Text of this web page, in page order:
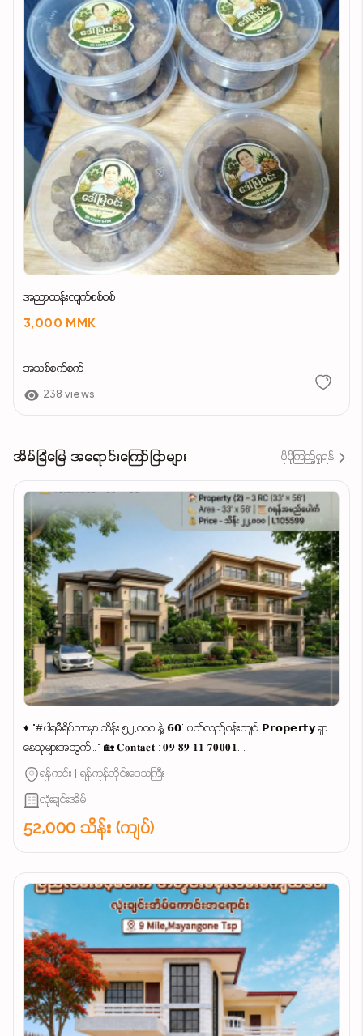
အညာထန်းလျက်စစ်စစ်
3,000 MMK
အသစ်စက်စက်
238 views
အိမ်ခြံမြေ အရောင်းကြော်ငြာများ ပိုမိုကြည့်ရှုရန်
♦ "#ပါရမီရိပ်သာမှာ သိန်း ၅၂,၀၀၀ နဲ့ 𝟲𝟬' ပတ်လည်ဝန်းကျင် 𝗣𝗿𝗼𝗽𝗲𝗿𝘁𝘆 ရှာ
နေသူများအတွက်…" 🏡 𝐂𝐨𝐧𝐭𝐚𝐜𝐭 : 𝟎𝟗 𝟖𝟗 𝟏𝟏 𝟕𝟎𝟎𝟎𝟏...
ရန်ကင်း | ရန်ကုန်တိုင်းဒေသကြီး
လုံးချင်းအိမ်
52,000 သိန်း (ကျပ်)